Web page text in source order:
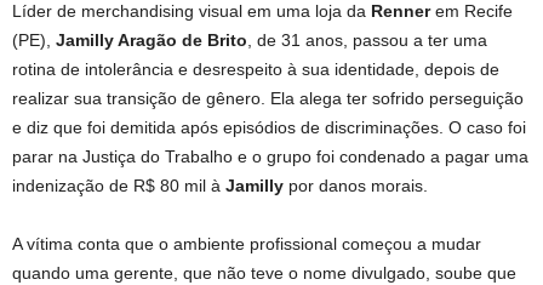
Líder de merchandising visual em uma loja da Rennerem Recife
(PE), Jamilly Aragão de Brito , de 31 anos, passou a ter uma
rotina de intolerância e desrespeito à sua identidade, depois de
realizar sua transição de gênero. Ela alega ter sofrido perseguição
e diz que foi demitida após episódios de discriminações. O caso foi
parar na Justiça do Trabalho e o grupo foi condenado a pagar uma
indenização de R$ 80 mil à Jamilly por danos morais.
A vítima conta que o ambiente profissional começou a mudar
quando uma gerente, que não teve o nome divulgado, soube que